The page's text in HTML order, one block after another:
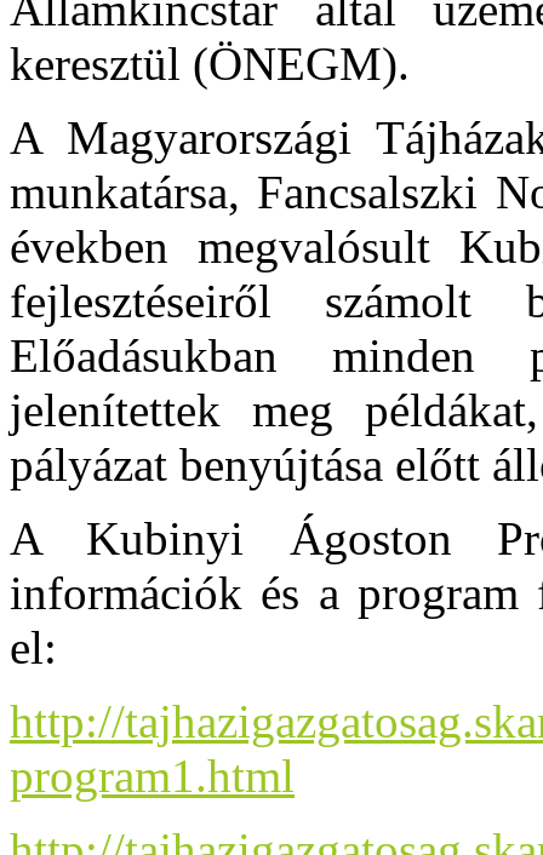
keresztül (ÖNEGM).
A Magyarországi
munkatársa, Fancsalszki
években megvalósult
fejlesztéseiről számolt
Előadásukban minden
jelenítettek meg
pályázat benyújtása előtt
A Kubinyi Ágoston
információk és a
el:
http://
program1.html